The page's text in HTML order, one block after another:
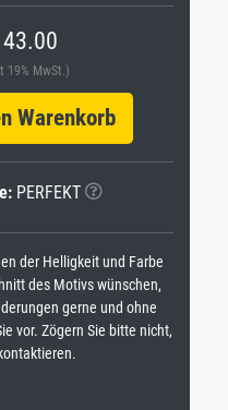
19% MwSt.)
Warenkorb
PERFEKT
der Helligkeit und Farbe
des Motivs wünschen,
gerne und ohne
vor. Zögern Sie bitte nicht,